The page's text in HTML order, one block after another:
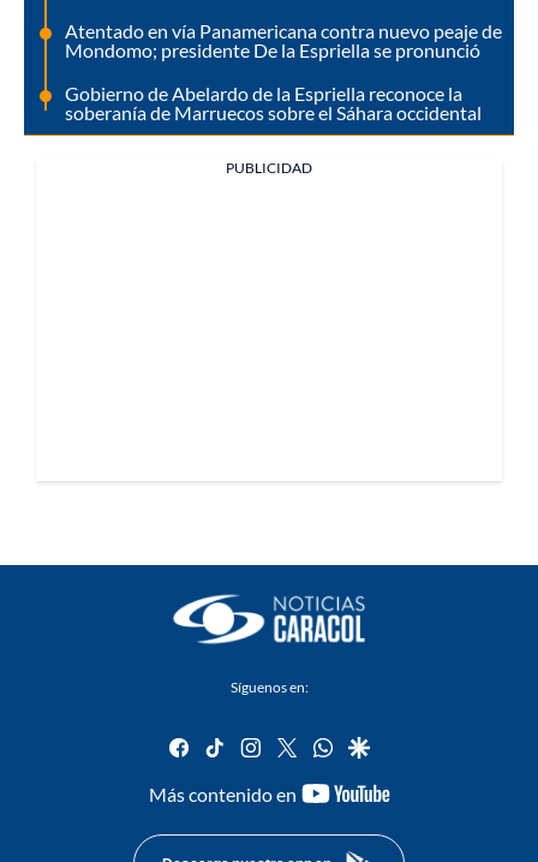
Atentado en vía Panamericana contra nuevo peaje de
Mondomo; presidente De la Espriella se pronunció
Gobierno de Abelardo de la Espriella reconoce la
soberanía de Marruecos sobre el Sáhara occidental
PUBLICIDAD
Síguenos en:
facebook
tiktok instagram
twitterwhatsapp
google
Más contenido en
youtube-